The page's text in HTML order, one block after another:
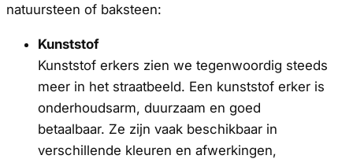
natuursteen of baksteen:
Kunststof
Kunststof erkers zien we tegenwoordig steeds
meer in het straatbeeld. Een kunststof erker is
onderhoudsarm, duurzaam en goed
betaalbaar. Ze zijn vaak beschikbaar in
verschillende kleuren en afwerkingen,